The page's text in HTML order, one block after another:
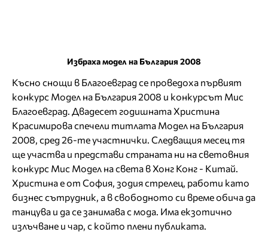
Избраха модел на България 2008
Късно снощи в Благоевград се проведоха първият
конкурс Модел на България 2008 и конкурсът Мис
Благоевград. Двадесет годишната Христина
Красимирова спечели титлата Модел на България
2008, сред 26-те участнички. Следващия месец тя
ще участва и представи страната ни на световния
конкурс Мис Модел на света в Хонг Конг - Китай.
Христина е от София, зодия стрелец, работи като
бизнес сътрудник, а в свободното си време обича да
танцува и да се занимава с мода. Има екзотично
излъчване и чар, с който плени публиката.